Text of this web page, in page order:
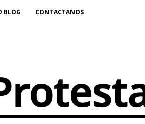
BLOG CONTACTANOS